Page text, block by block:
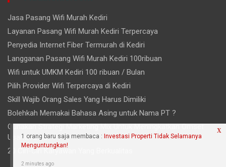
Jasa Pasang Wifi Murah Kediri
Layanan Pasang Wifi Murah Kediri Terpercaya
Penyedia Internet Fiber Termurah di Kediri
Langganan Pasang Wifi Murah Kediri 100ribuan
Wifi untuk UMKM Kediri 100 ribuan / Bulan
Pilih Provider Wifi Terpercaya di Kediri
Skill Wajib Orang Sales Yang Harus Dimiliki
Bolehkah Memakai Bahasa Asing untuk Nama PT ?
Gunakan Strategi Marketing Mix Untuk Meningkatkan Omset
Usaha Anda
20 Ciri-Ciri Karyawan Yang Berkualitas